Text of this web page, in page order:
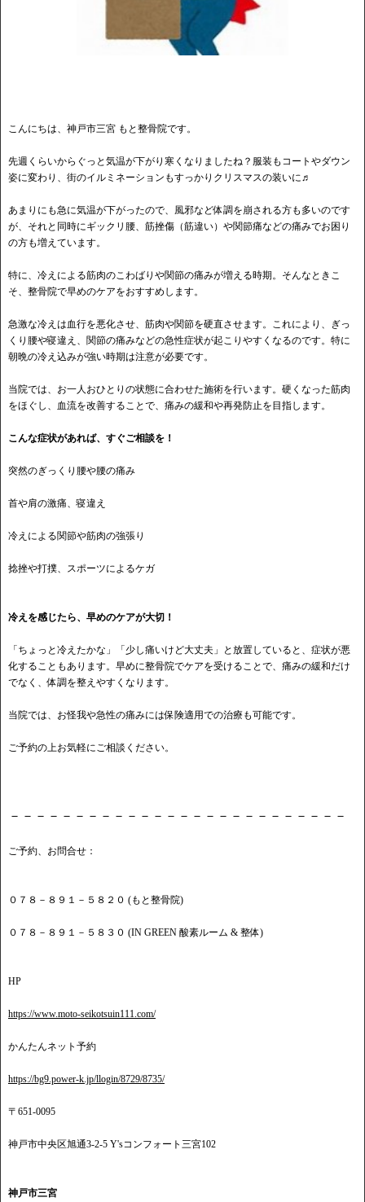
こんにちは、神戸市三宮 もと整骨院です。
先週くらいからぐっと気温が下がり寒くなりましたね？服装もコートやダウン
姿に変わり、街のイルミネーションもすっかりクリスマスの装いに♬
あまりにも急に気温が下がったので、風邪など体調を崩される方も多いのです
が、それと同時にギックリ腰、筋挫傷（筋違い）や関節痛などの痛みでお困り
の方も増えています。
特に、冷えによる筋肉のこわばりや関節の痛みが増える時期。そんなときこ
そ、整骨院で早めのケアをおすすめします。
急激な冷えは血行を悪化させ、筋肉や関節を硬直させます。これにより、ぎっ
くり腰や寝違え、関節の痛みなどの急性症状が起こりやすくなるのです。特に
朝晩の冷え込みが強い時期は注意が必要です。
当院では、お一人おひとりの状態に合わせた施術を行います。硬くなった筋肉
をほぐし、血流を改善することで、痛みの緩和や再発防止を目指します。
こんな症状があれば、すぐご相談を！
突然のぎっくり腰や腰の痛み
首や肩の激痛、寝違え
冷えによる関節や筋肉の強張り
捻挫や打撲、スポーツによるケガ
冷えを感じたら、早めのケアが大切！
「ちょっと冷えたかな」「少し痛いけど大丈夫」と放置していると、症状が悪
化することもあります。早めに整骨院でケアを受けることで、痛みの緩和だけ
でなく、体調を整えやすくなります。
当院では、お怪我や急性の痛みには保険適用での治療も可能です。
ご予約の上お気軽にご相談ください。
－－－－－－－－－－－－－－－－－－－－－－－－－－
ご予約、お問合せ：
０７８－８９１－５８２０ (もと整骨院)
０７８－８９１－５８３０ (IN GREEN 酸素ルーム & 整体)
HP
https://www.moto-seikotsuin111.com/
かんたんネット予約
https://bg9.power-k.jp/llogin/8729/8735/
〒651-0095
神戸市中央区旭通3-2-5 Y'sコンフォート三宮102
神戸市三宮